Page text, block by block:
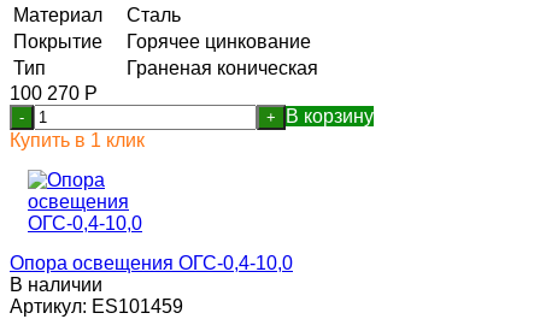
Материал
Сталь
Покрытие
Горячее цинкование
Тип
Граненая коническая
100 270 Р
- +
В корзину
Купить в 1 клик
Опора освещения ОГС-0,4-10,0
В наличии
Артикул: ES101459